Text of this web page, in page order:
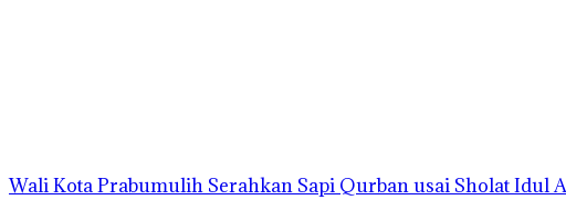
Wali Kota Prabumulih Serahkan Sapi Qurban usai Sholat Idul